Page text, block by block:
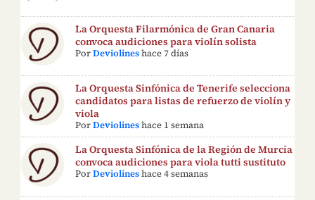
La Orquesta Filarmónica de Gran Canaria
convoca audiciones para violín solista
PorDeviolines hace 7 días
La Orquesta Sinfónica de Tenerife selecciona
candidatos para listas de refuerzo de violín y
viola
PorDeviolines hace 1 semana
La Orquesta Sinfónica de la Región de Murcia
convoca audiciones para viola tutti sustituto
PorDeviolines hace 4 semanas